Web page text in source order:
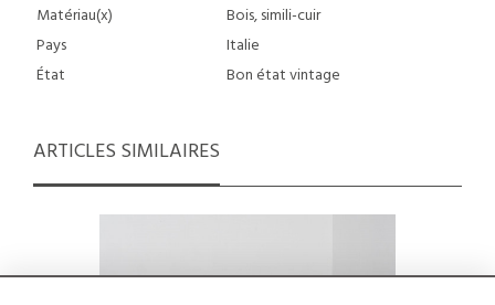
Matériau(x)
Bois, simili-cuir
Pays
Italie
État
Bon état vintage
ARTICLES SIMILAIRES